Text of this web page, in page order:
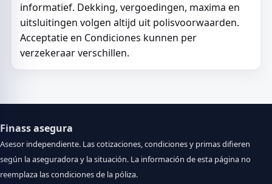
informatief. Dekking, vergoedingen, maxima en
uitsluitingen volgen altijd uit polisvoorwaarden.
Acceptatie en Condiciones kunnen per
verzekeraar verschillen.
Finass asegura
Asesor independiente. Las cotizaciones, condiciones y primas difieren
según la aseguradora y la situación. La información de esta página no
reemplaza las condiciones de la póliza.
Manejo de daños
Mira A
Nuevo seguro
9.5